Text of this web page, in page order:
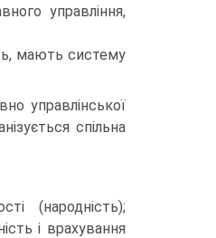
управління,
мають систему
управлінської
спільна
(народність);
і врахування